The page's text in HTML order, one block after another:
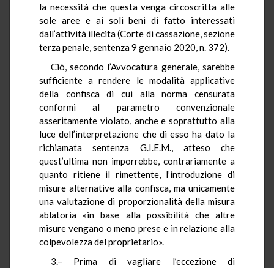
la necessità che questa venga circoscritta alle
sole aree e ai soli beni di fatto interessati
dall’attività illecita (Corte di cassazione, sezione
terza penale, sentenza 9 gennaio 2020, n. 372).
Ciò, secondo l’Avvocatura generale, sarebbe
sufficiente a rendere le modalità applicative
della confisca di cui alla norma censurata
conformi al parametro convenzionale
asseritamente violato, anche e soprattutto alla
luce dell’interpretazione che di esso ha dato la
richiamata sentenza G.I.E.M., atteso che
quest’ultima non imporrebbe, contrariamente a
quanto ritiene il rimettente, l’introduzione di
misure alternative alla confisca, ma unicamente
una valutazione di proporzionalità della misura
ablatoria «in base alla possibilità che altre
misure vengano o meno prese e in relazione alla
colpevolezza del proprietario».
3.– Prima di vagliare l’eccezione di